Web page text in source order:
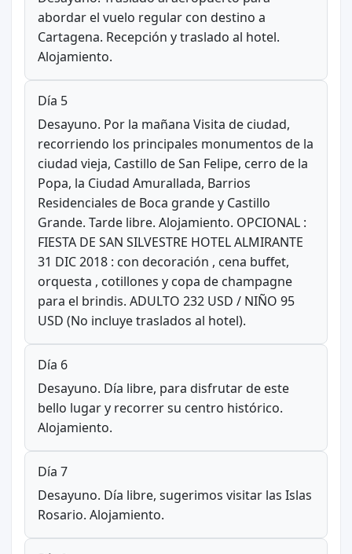
abordar el vuelo regular con destino a
Cartagena. Recepción y traslado al hotel.
Alojamiento.
Día 5
Desayuno. Por la mañana Visita de ciudad,
recorriendo los principales monumentos de la
ciudad vieja, Castillo de San Felipe, cerro de la
Popa, la Ciudad Amurallada, Barrios
Residenciales de Boca grande y Castillo
Grande. Tarde libre. Alojamiento. OPCIONAL :
FIESTA DE SAN SILVESTRE HOTEL ALMIRANTE
31 DIC 2018 : con decoración , cena buffet,
orquesta , cotillones y copa de champagne
para el brindis. ADULTO 232 USD / NIÑO 95
USD (No incluye traslados al hotel).
Día 6
Desayuno. Día libre, para disfrutar de este
bello lugar y recorrer su centro histórico.
Alojamiento.
Día 7
Desayuno. Día libre, sugerimos visitar las Islas
Rosario. Alojamiento.